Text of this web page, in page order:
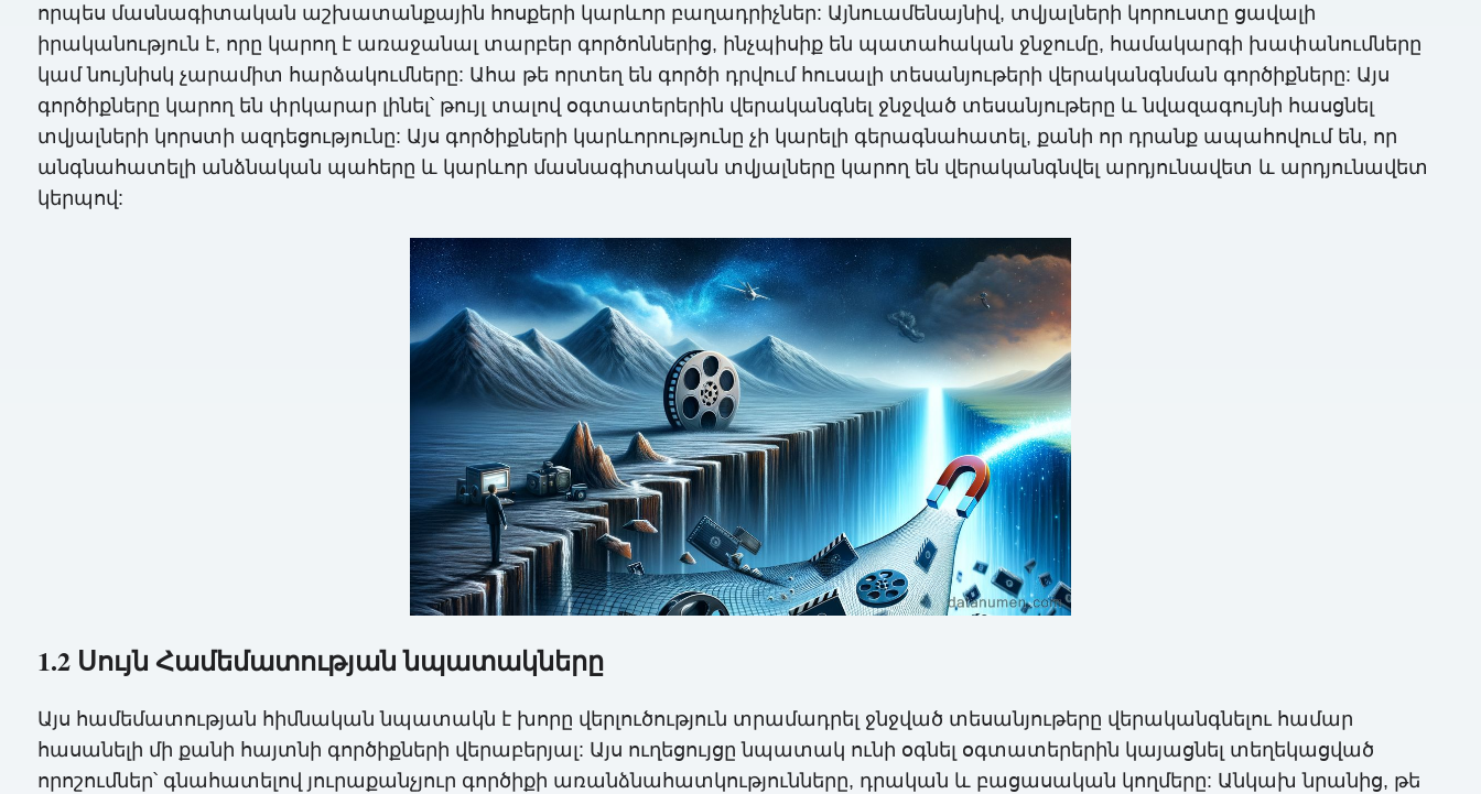
որպես մասնագիտական ​​աշխատանքային հոսքերի կարևոր բաղադրիչներ: Այնուամենայնիվ, տվյալների կորուստը ցավալի
իրականություն է, որը կարող է առաջանալ տարբեր գործոններից, ինչպիսիք են պատահական ջնջումը, համակարգի խափանումները
կամ նույնիսկ չարամիտ հարձակումները: Ահա թե որտեղ են գործի դրվում հուսալի տեսանյութերի վերականգնման գործիքները: Այս
գործիքները կարող են փրկարար լինել՝ թույլ տալով օգտատերերին վերականգնել ջնջված տեսանյութերը և նվազագույնի հասցնել
տվյալների կորստի ազդեցությունը: Այս գործիքների կարևորությունը չի կարելի գերագնահատել, քանի որ դրանք ապահովում են, որ
անգնահատելի անձնական պահերը և կարևոր մասնագիտական ​​տվյալները կարող են վերականգնվել արդյունավետ և արդյունավետ
կերպով:
1.2 Սույն Համեմատության նպատակները
Այս համեմատության հիմնական նպատակն է խորը վերլուծություն տրամադրել ջնջված տեսանյութերը վերականգնելու համար
հասանելի մի քանի հայտնի գործիքների վերաբերյալ: Այս ուղեցույցը նպատակ ունի օգնել օգտատերերին կայացնել տեղեկացված
որոշումներ՝ գնահատելով յուրաքանչյուր գործիքի առանձնահատկությունները, դրական և բացասական կողմերը: Անկախ նրանից, թե